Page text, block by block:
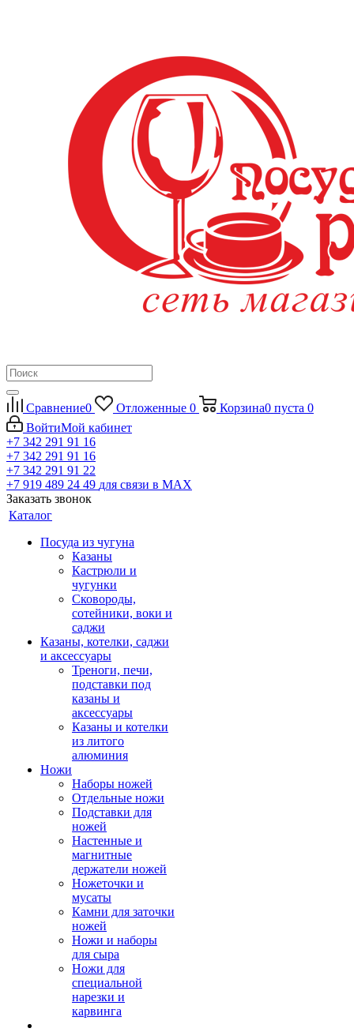
Сравнение0 Отложенные 0 Корзина0 пуста 0
ВойтиМой кабинет
+7 342 291 91 16
+7 342 291 91 16
+7 342 291 91 22
+7 919 489 24 49 для связи в МАХ
Заказать звонок
Каталог
Посуда из чугуна
Казаны
Кастрюли и
чугунки
Сковороды,
сотейники, воки и
саджи
Казаны, котелки, саджи
и аксессуары
Треноги, печи,
подставки под
казаны и
аксессуары
Казаны и котелки
из литого
алюминия
Ножи
Наборы ножей
Отдельные ножи
Подставки для
ножей
Настенные и
магнитные
держатели ножей
Ножеточки и
мусаты
Камни для заточки
ножей
Ножи и наборы
для сыра
Ножи для
специальной
нарезки и
карвинга